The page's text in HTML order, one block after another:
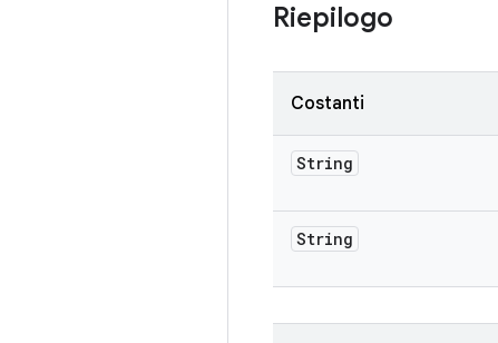
Riepilogo
Costanti
String
String